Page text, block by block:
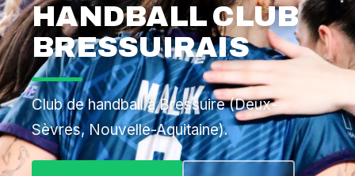
HANDBALL CLUB
BRESSUIRAIS
Club de handball à Bressuire (Deux-
Sèvres, Nouvelle-Aquitaine).